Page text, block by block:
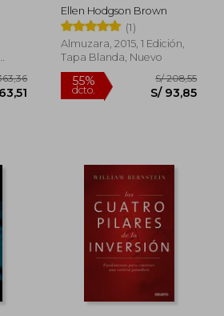
Ellen Hodgson Brown
(1)
Almuzara, 2015, 1 Edición,
Tapa Blanda, Nuevo
55%